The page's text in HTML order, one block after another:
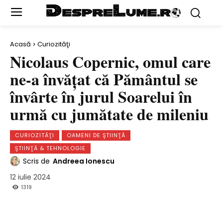
Acasă Curiozităţi
Nicolaus Copernic, omul care
ne-a învăţat că Pământul se
învârte în jurul Soarelui în
urmă cu jumătate de mileniu
CURIOZITĂŢI
OAMENI DE ŞTIINŢĂ
ŞTIINŢĂ & TEHNOLOGIE
Scris de Andreea Ionescu
12 iulie 2024
1319